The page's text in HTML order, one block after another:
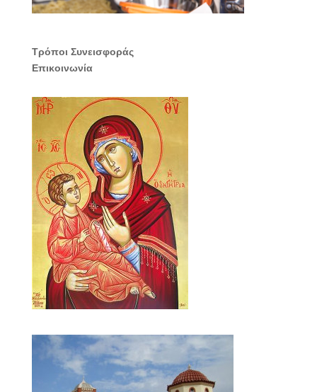
Τρόποι Συνεισφοράς
Επικοινωνία